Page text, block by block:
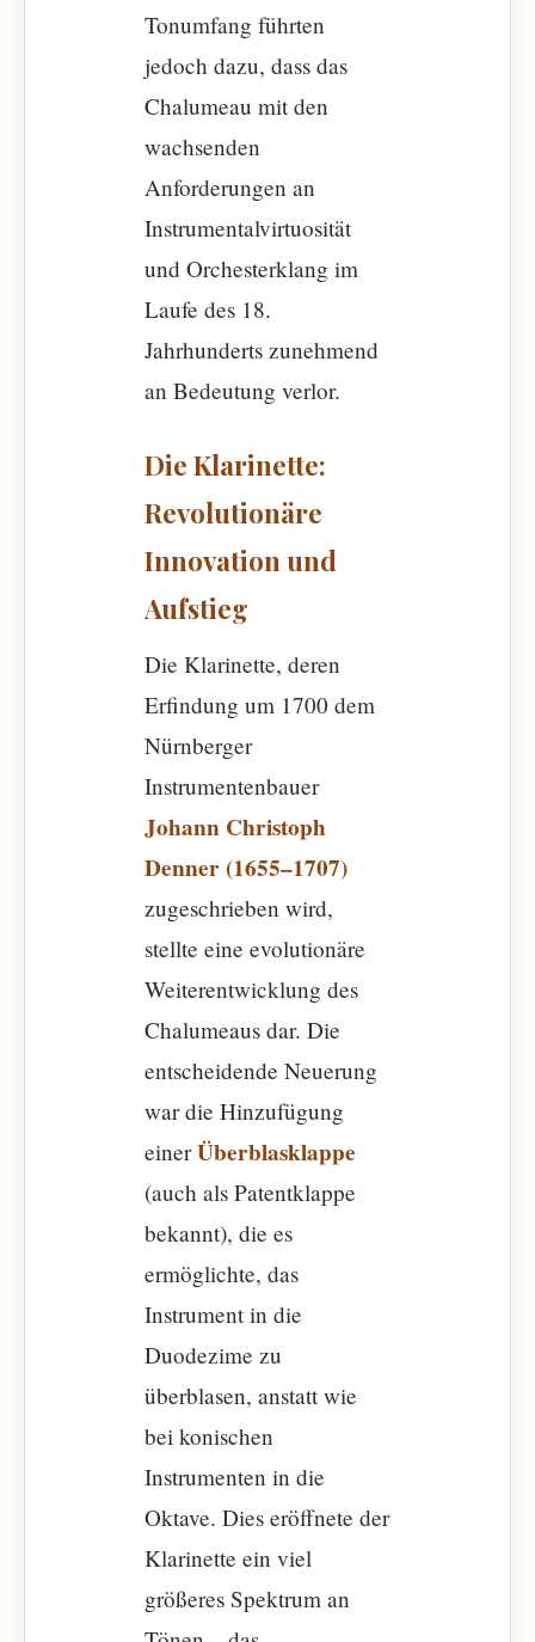
Tonumfang führten
jedoch dazu, dass das
Chalumeau mit den
wachsenden
Anforderungen an
Instrumentalvirtuosität
und Orchesterklang im
Laufe des 18.
Jahrhunderts zunehmend
an Bedeutung verlor.
Die Klarinette:
Revolutionäre
Innovation und
Aufstieg
Die Klarinette, deren
Erfindung um 1700 dem
Nürnberger
Instrumentenbauer
Johann Christoph
Denner (1655–1707)
zugeschrieben wird,
stellte eine evolutionäre
Weiterentwicklung des
Chalumeaus dar. Die
entscheidende Neuerung
war die Hinzufügung
einerÜberblasklappe
(auch als Patentklappe
bekannt), die es
ermöglichte, das
Instrument in die
Duodezime zu
überblasen, anstatt wie
bei konischen
Instrumenten in die
Oktave. Dies eröffnete der
Klarinette ein viel
größeres Spektrum an